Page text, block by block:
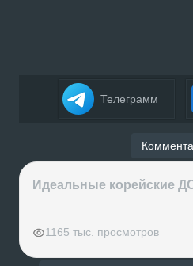
Телеграмм
1165 тыс. просмотров